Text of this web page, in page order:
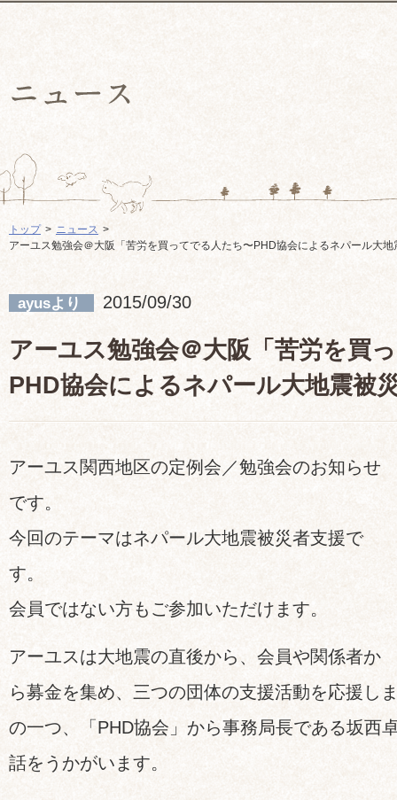
トップ
ニュース
アーユス勉強会＠大阪「苦労を買ってでる人たち〜PHD協会によるネパール大
ayusより 2015/09/30
アーユス勉強会＠大阪「苦労を買
PHD協会によるネパール大地震被
アーユス関西地区の定例会／勉強会のお知らせ
です。
今回のテーマはネパール大地震被災者支援で
す。
会員ではない方もご参加いただけます。
アーユスは大地震の直後から、会員や関係者か
ら募金を集め、三つの団体の支援活動を応援し
の一つ、「PHD協会」から事務局長である坂西
話をうかがいます。